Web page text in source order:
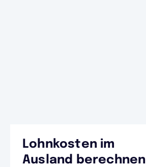
Lohnkosten im
Ausland berechnen